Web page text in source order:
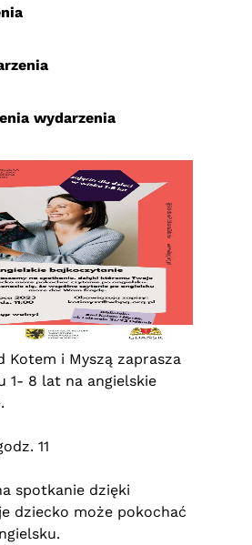
Kotem i Myszą zaprasza
1- 8 lat na angielskie
11
spotkanie dzięki
dziecko może pokochać
wydarzenia